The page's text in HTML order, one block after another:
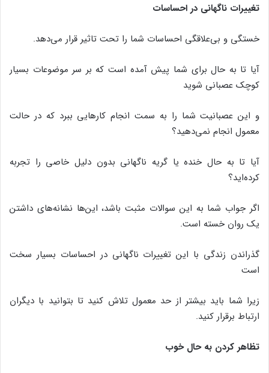
تغییرات ناگهانی در احساسات
خستگی و بی‌علاقگی احساسات شما را تحت تاثیر قرار می‌دهد.
آیا تا به حال برای شما پیش آمده است که بر سر موضوعات بسیار
کوچک عصبانی شوید
و این عصبانیت شما را به سمت انجام کارهایی ببرد که در حالت
معمول انجام نمی‌دهید؟
آیا تا به حال خنده یا گریه ناگهانی بدون دلیل خاصی را تجربه
کرده‌اید؟
اگر جواب شما به این سوالات مثبت باشد، این‌ها نشانه‌های داشتن
یک روان خسته است.
گذراندن زندگی با این تغییرات ناگهانی در احساسات بسیار سخت
است
زیرا شما باید بیشتر از حد معمول تلاش کنید تا بتوانید با دیگران
ارتباط برقرار کنید.
تظاهر کردن به حال خوب